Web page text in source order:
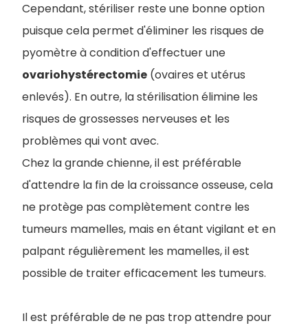
Cependant, stériliser reste une bonne option
puisque cela permet d'éliminer les risques de
pyomètre à condition d'effectuer une
ovariohystérectomie (ovaires et utérus
enlevés). En outre, la stérilisation élimine les
risques de grossesses nerveuses et les
problèmes qui vont avec.
Chez la grande chienne, il est préférable
d'attendre la fin de la croissance osseuse, cela
ne protège pas complètement contre les
tumeurs mamelles, mais en étant vigilant et en
palpant régulièrement les mamelles, il est
possible de traiter efficacement les tumeurs.
Il est préférable de ne pas trop attendre pour